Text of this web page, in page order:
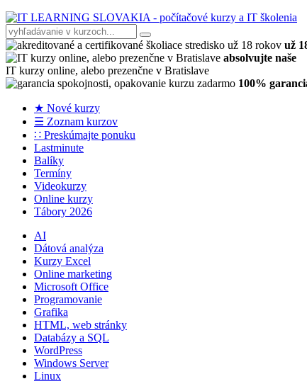
už
absolvujte naše
IT kurzy online, alebo prezenčne v Bratislave
100%
★ Nové kurzy
☰ Zoznam kurzov
∷ Preskúmajte ponuku
Lastminute
Balíky
Termíny
Videokurzy
Online kurzy
Tábory 2026
AI
Dátová analýza
Kurzy Excel
Online marketing
Microsoft Office
Programovanie
Grafika
HTML, web stránky
Databázy a SQL
WordPress
Windows Server
Linux